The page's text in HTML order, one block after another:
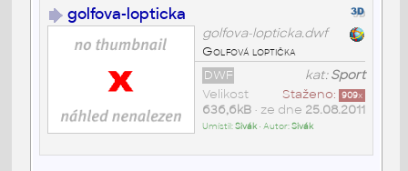
golfova-lopticka
golfova-lopticka.dwf
Golfová loptička
kat:Sport
DWF
Staženo: 909x
Velikost
636,6kB• ze dne 25.08.2011
Umístil:Sivák• Autor:Sivák